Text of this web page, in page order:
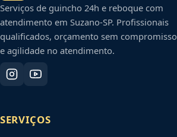
Serviços de guincho 24h e reboque com
atendimento em Suzano-SP. Profissionais
qualificados, orçamento sem compromisso
e agilidade no atendimento.
SERVIÇOS